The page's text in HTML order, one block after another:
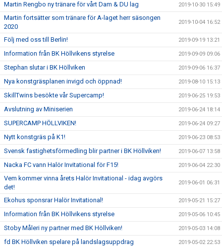
Martin Rengbo ny tränare för vårt Dam & DU lag 2019-10-30 15:49
Martin fortsätter som tränare för A-laget herr säsongen
2020
2019-10-04 16:52
Följ med oss till Berlin! 2019-09-19 13:21
Information från BK Höllvikens styrelse 2019-09-09 09:06
Stephan slutar i BK Höllviken 2019-09-06 16:37
Nya konstgräsplanen invigd och öppnad! 2019-08-10 15:13
SkillTwins besökte vår Supercamp! 2019-06-25 19:53
Avslutning av Miniserien 2019-06-24 18:14
SUPERCAMP HÖLLVIKEN! 2019-06-24 09:27
Nytt konstgräs på K1! 2019-06-23 08:53
Svensk fastighetsförmedling blir partner i BK Höllviken! 2019-06-07 13:58
Nacka FC vann Halör Invitational för F15! 2019-06-04 22:30
Vem kommer vinna årets Halör Invitational - idag avgörs
det!
2019-06-01 06:31
Ekohus sponsrar Halör Invitational! 2019-05-21 15:27
Information från BK Höllvikens styrelse 2019-05-06 10:45
Stoby Måleri ny partner med BK Höllviken! 2019-05-03 14:08
fd BK Höllviken spelare på landslagsuppdrag 2019-05-02 22:53